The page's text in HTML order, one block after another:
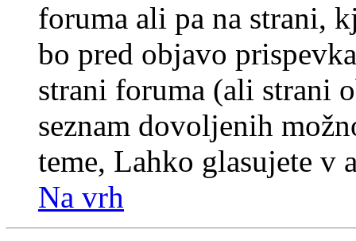
foruma ali pa na strani,
bo pred objavo
strani foruma (ali strani
seznam dovoljenih
teme, Lahko glasujete v
Na vrh